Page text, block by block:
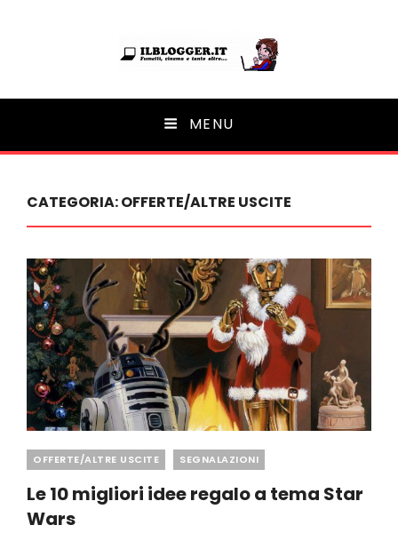
Ilblogger.it
Il portalino di blog | MENU
CATEGORIA:OFFERTE/ALTRE USCITE
Categories
OFFERTE/ALTRE USCITE SEGNALAZIONI
Le 10 migliori idee regalo a tema Star
Wars